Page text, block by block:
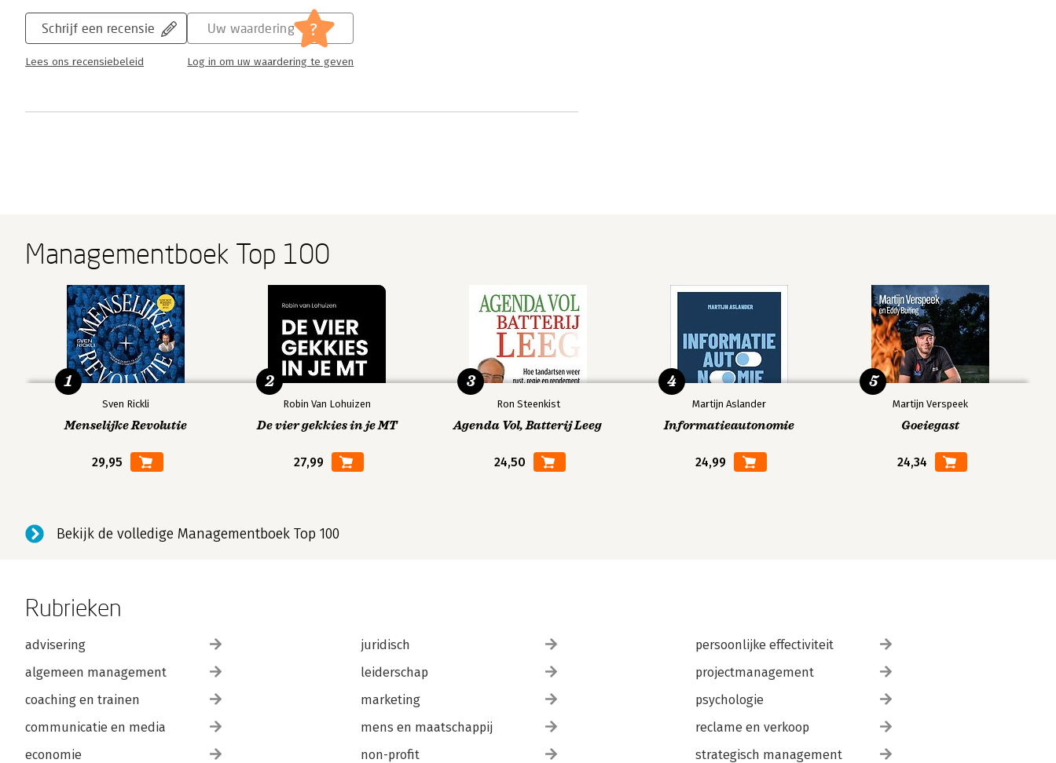
Schrijf een recensie
Lees ons recensiebeleid
Uw waardering ?
Log in om uw waardering te geven
Managementboek Top 100
Sven Rickli
Menselijke Revolutie
29,95
1
Robin Van Lohuizen
De vier gekkies in je MT
27,99
2
Ron Steenkist
Agenda Vol, Batterij Leeg
24,50
3
Martijn Aslander
Informatieautonomie
24,99
4
Martijn Verspeek
Goeiegast
24,34
5
Bekijk de volledige Managementboek Top 100
Rubrieken
advisering
algemeen management
coaching en trainen
communicatie en media
economie
juridisch
leiderschap
marketing
mens en maatschappij
non-profit
persoonlijke effectiviteit
projectmanagement
psychologie
reclame en verkoop
strategisch management